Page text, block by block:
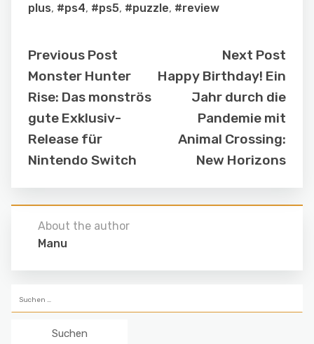
plus, #ps4, #ps5, #puzzle, #review
Previous Post
Monster Hunter
Rise: Das monströs
gute Exklusiv-
Release für
Nintendo Switch
Next Post
Happy Birthday! Ein
Jahr durch die
Pandemie mit
Animal Crossing:
New Horizons
About the author
Manu
nach: